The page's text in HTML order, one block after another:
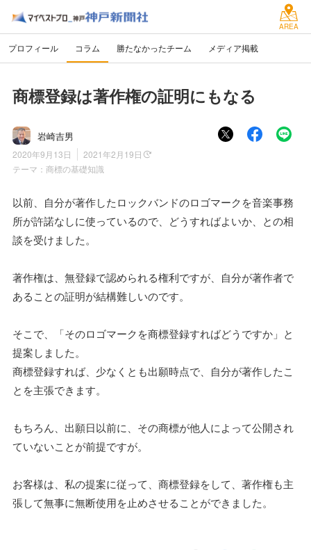
AREA
プロフィール コラム 勝たなかったチーム メディア掲載
商標登録は著作権の証明にもなる
岩崎吉男
2020年9月13日
2021年2月19日
テーマ： 商標の基礎知識
以前、自分が著作したロックバンドのロゴマークを音楽事務
所が許諾なしに使っているので、どうすればよいか、との相
談を受けました。
著作権は、無登録で認められる権利ですが、自分が著作者で
あることの証明が結構難しいのです。
そこで、「そのロゴマークを商標登録すればどうですか」と
提案しました。
商標登録すれば、少なくとも出願時点で、自分が著作したこ
とを主張できます。
もちろん、出願日以前に、その商標が他人によって公開され
ていないことが前提ですが。
お客様は、私の提案に従って、商標登録をして、著作権も主
張して無事に無断使用を止めさせることができました。